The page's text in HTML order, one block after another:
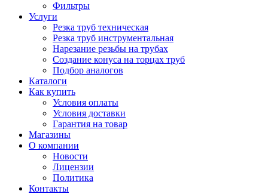
Фильтры
Услуги
Резка труб техническая
Резка труб инструментальная
Нарезание резьбы на трубах
Создание конуса на торцах труб
Подбор аналогов
Каталоги
Как купить
Условия оплаты
Условия доставки
Гарантия на товар
Магазины
О компании
Новости
Лицензии
Политика
Контакты